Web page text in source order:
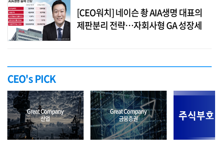
[CEO워치] 네이슨 촹 AIA생명 대표의
제판분리 전략…자회사형 GA 성장세
CEO's PICK